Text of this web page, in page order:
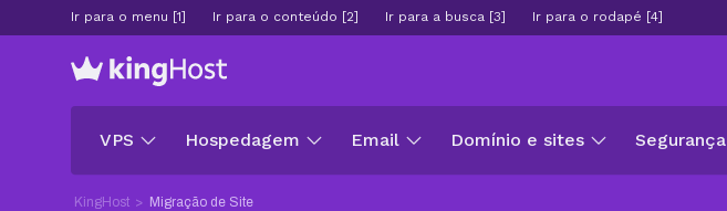
Ir para o menu [1] Ir para o conteúdo [2] Ir para a busca [3] Ir para o rodapé [4]
VPS Hospedagem Email Domínio e sites Segurança
KingHost Migração de Site